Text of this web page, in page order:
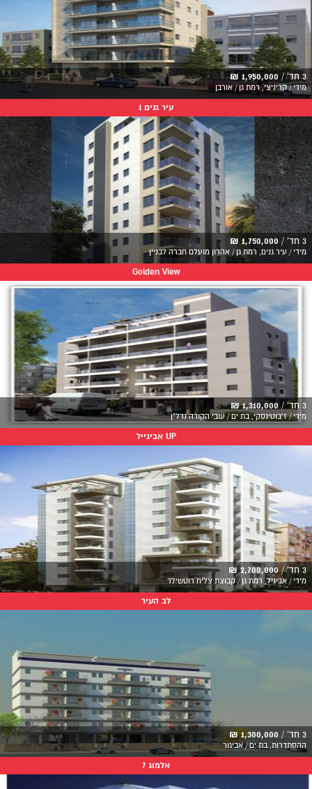
3 חד' / 1,950,000 ₪
מידי / קריניצי, רמת גן / אורבן
עיר גנים 1
3 חד' / 1,750,000 ₪
מידי / עיר גנים, רמת גן / אהרון מועלם חברה לבניין
Golden View
3 חד' / 1,310,000 ₪
מידי / ז'בוטינסקי, בת ים / עובי הקורה נדל"ן
UP אביגייל
3 חד' / 2,700,000 ₪
מידי / אביגיל, רמת גן / קבוצת צליח רוטשילד
לב העיר
3 חד' / 1,300,000 ₪
ההסתדרות, בת ים / אביגור
אלמוג 7